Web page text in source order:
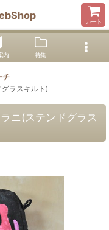
カート
内 特集
チ
ラスキルト)
ニ(ステンドグラス